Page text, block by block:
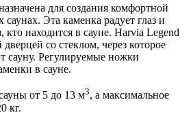
для создания комфортной
Эта каменка радует глаз и
кто находится в сауне. Harvia Legend
со стеклом, через которое
сауну. Регулируемые ножки
в сауне.
от 5 до 13 м3, а максимальное
кг.